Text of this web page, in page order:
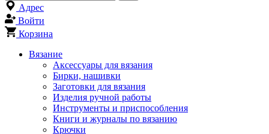
Адрес
Войти
Корзина
Вязание
Аксессуары для вязания
Бирки, нашивки
Заготовки для вязания
Изделия ручной работы
Инструменты и приспособления
Книги и журналы по вязанию
Крючки